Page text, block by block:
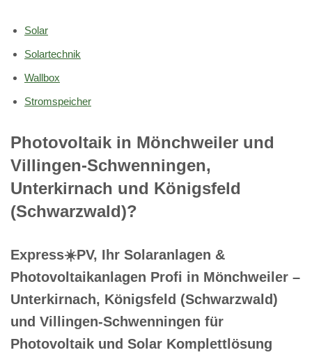
Solar
Solartechnik
Wallbox
Stromspeicher
Photovoltaik in Mönchweiler und
Villingen-Schwenningen,
Unterkirnach und Königsfeld
(Schwarzwald)?
Express☀️PV️, Ihr Solaranlagen &
Photovoltaikanlagen Profi in Mönchweiler –
Unterkirnach, Königsfeld (Schwarzwald)
und Villingen-Schwenningen für
Photovoltaik und Solar Komplettlösung